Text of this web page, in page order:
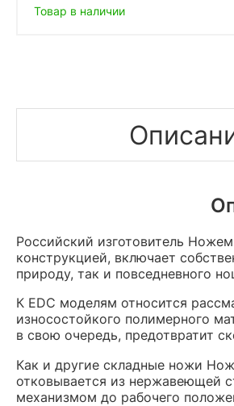
Товар в наличии
Российский изготовитель
конструкцией, включает
природу, так и повседневного
К EDC моделям относится
износостойкого полимерного
в свою очередь, предотвратит
Как и другие складные ножи
отковывается из нержавеющей
механизмом до рабочего